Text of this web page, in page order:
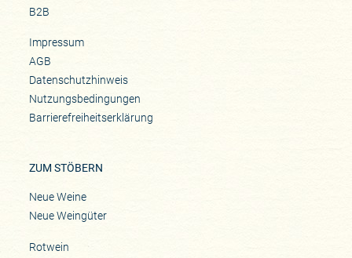
B2B
Impressum
AGB
Datenschutzhinweis
Nutzungsbedingungen
Barrierefreiheitserklärung
ZUM STÖBERN
Neue Weine
Neue Weingüter
Rotwein